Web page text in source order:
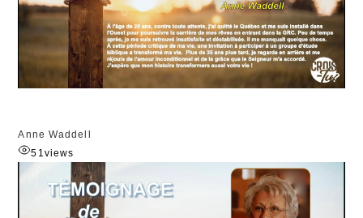
Anne Waddell
51views